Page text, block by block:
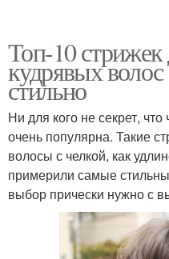
Топ-10 стрижек
кудрявых
стильно
Ни для кого не секрет,
очень популярна. Такие
волосы с челкой, как
примерили самые
выбор прически нужно с